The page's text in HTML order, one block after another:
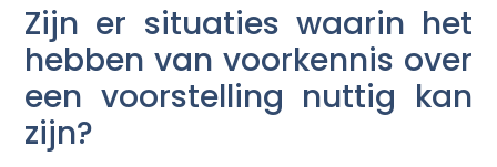
Zijn er situaties waarin het
hebben van voorkennis over
een voorstelling nuttig kan
zijn?